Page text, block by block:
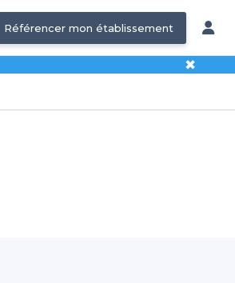
Référencer mon établissement
✖